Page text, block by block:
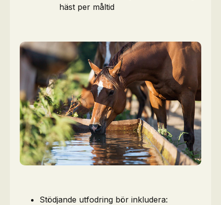
häst per måltid
Stödjande utfodring bör inkludera: